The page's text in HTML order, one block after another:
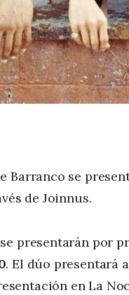
Barranco se
de Joinnus.
presentarán por
. El dúo presentará
en La